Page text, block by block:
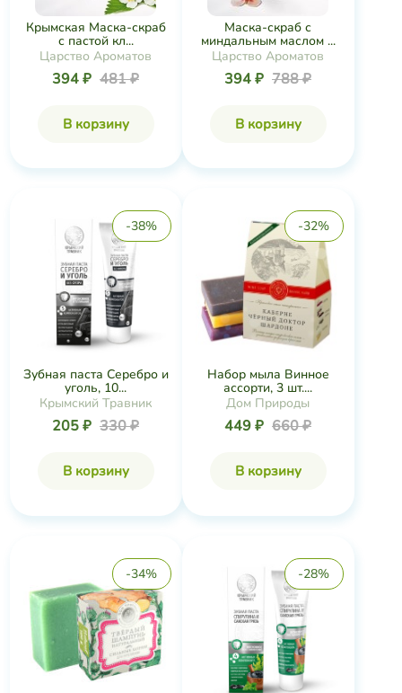
Крымская Маска-скраб
с пастой кл...
Царство Ароматов
394 ₽ 481 ₽
В корзину
Маска-скраб с
миндальным маслом ...
Царство Ароматов
394 ₽ 788 ₽
В корзину
-38%
Зубная паста Серебро и
уголь, 10...
Крымский Травник
205 ₽ 330 ₽
В корзину
-32%
Набор мыла Винное
ассорти, 3 шт....
Дом Природы
449 ₽ 660 ₽
В корзину
-34% -28%